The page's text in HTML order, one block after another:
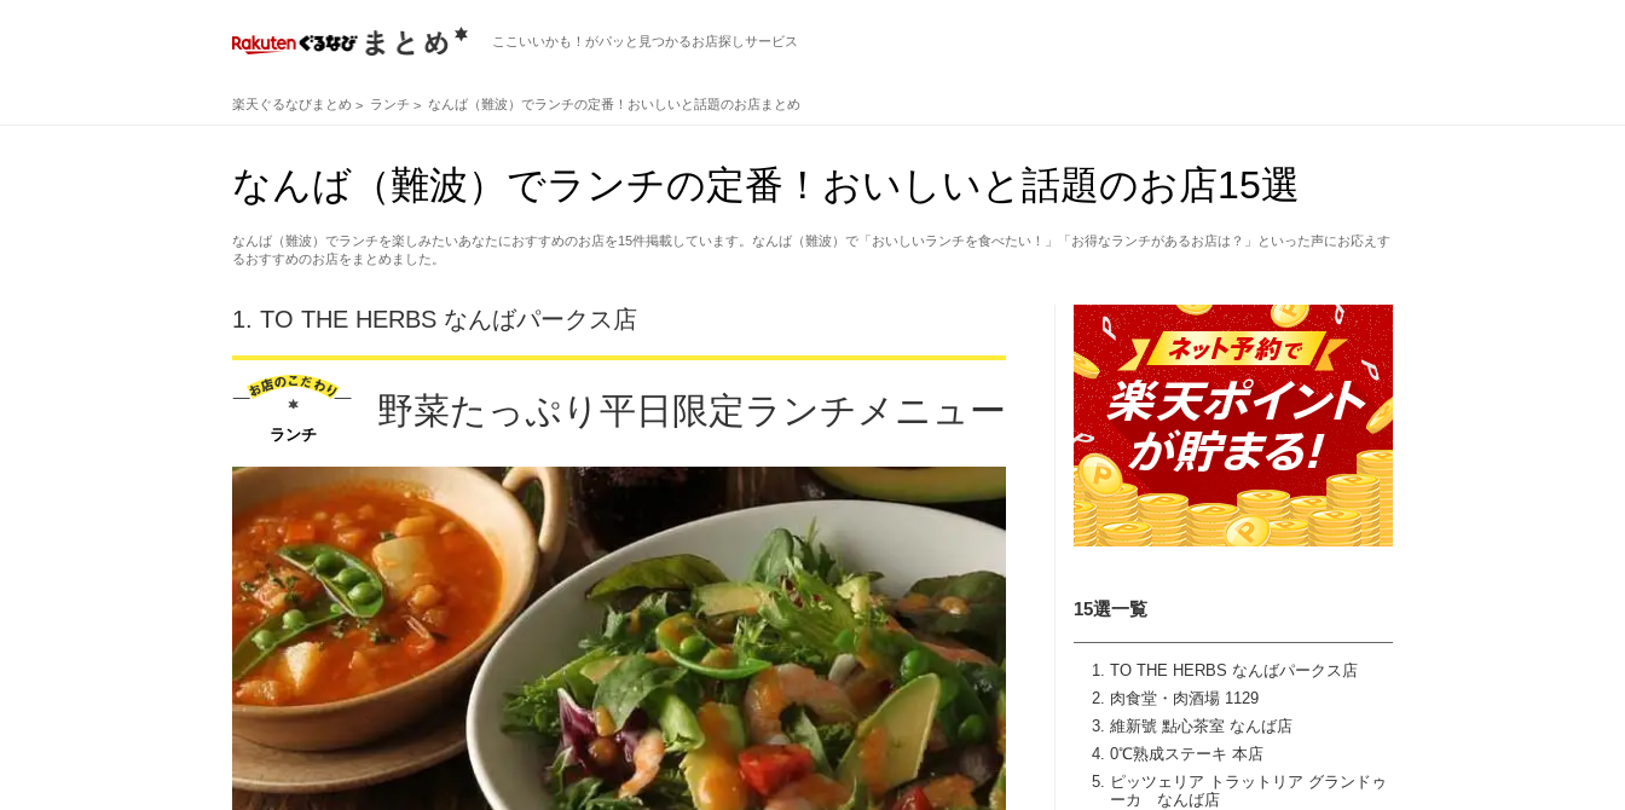
ここいいかも！がパッと見つかるお店探しサービス
楽天ぐるなびまとめ ランチ なんば（難波）でランチの定番！おいしいと話題のお店まとめ
なんば（難波）でランチの定番！おいしいと話題のお店15選
なんば（難波）でランチを楽しみたいあなたにおすすめのお店を15件掲載しています。なんば（難波）で「おいしいランチを食べたい！」「お得なランチがあるお店は？」といった声にお応えす
るおすすめのお店をまとめました。
15選一覧
TO THE HERBS なんばパークス店
肉食堂・肉酒場 1129
維新號 點心茶室 なんば店
0℃熟成ステーキ 本店
ピッツェリア トラットリア グランドゥ
ーカ なんば店
1. TO THE HERBS なんばパークス店
ランチ
野菜たっぷり平日限定ランチメニュー